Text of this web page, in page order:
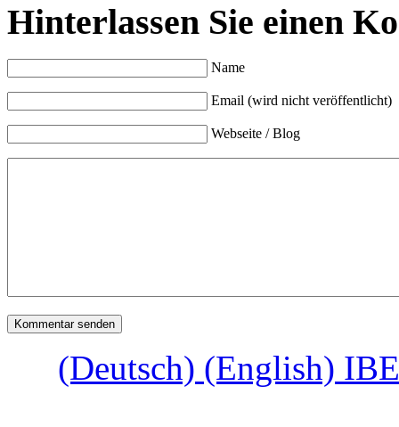
Hinterlassen Sie einen
Name
Email (wird nicht veröffentlicht)
Webseite / Blog
(Deutsch) (English)